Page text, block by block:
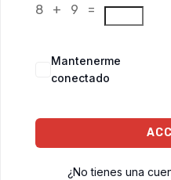
8 + 9 =
Mantenerme
conectado
¿No tienes una